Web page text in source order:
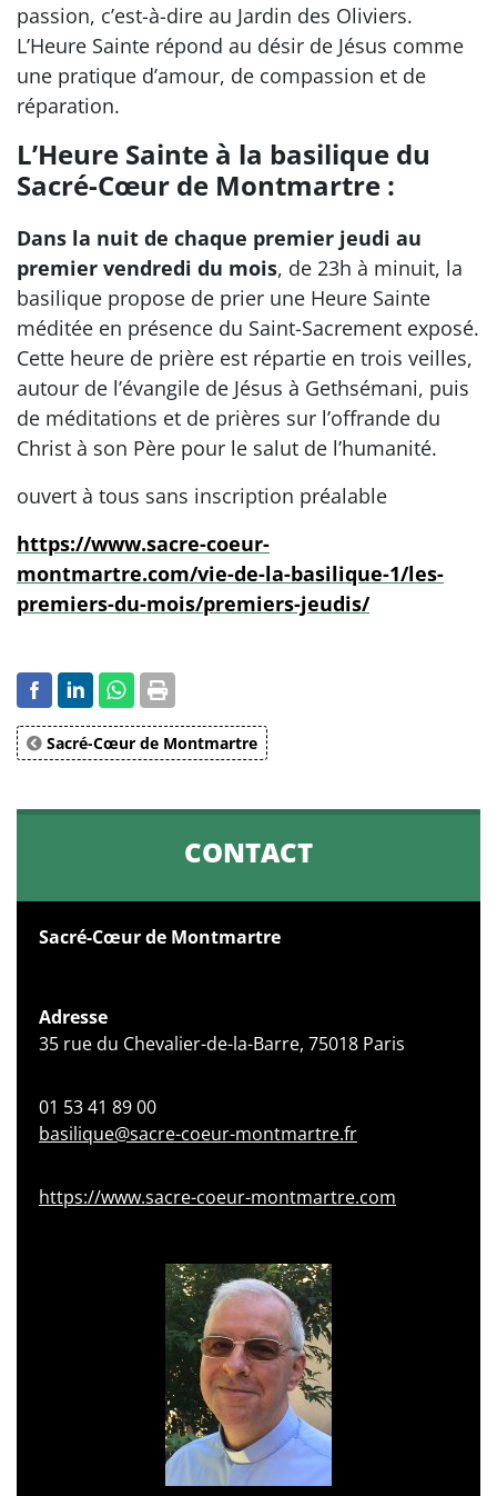
passion, c’est-à-dire au Jardin des Oliviers.
L’Heure Sainte répond au désir de Jésus comme
une pratique d’amour, de compassion et de
réparation.
L’Heure Sainte à la basilique du
Sacré-Cœur de Montmartre :
Dans la nuit de chaque premier jeudi au
premier vendredi du mois, de 23h à minuit, la
basilique propose de prier une Heure Sainte
méditée en présence du Saint-Sacrement exposé.
Cette heure de prière est répartie en trois veilles,
autour de l’évangile de Jésus à Gethsémani, puis
de méditations et de prières sur l’offrande du
Christ à son Père pour le salut de l’humanité.
ouvert à tous sans inscription préalable
https://www.sacre-coeur-
montmartre.com/vie-de-la-basilique-1/les-
premiers-du-mois/premiers-jeudis/
Sacré-Cœur de Montmartre
CONTACT
Sacré-Cœur de Montmartre
Adresse
35 rue du Chevalier-de-la-Barre, 75018 Paris
01 53 41 89 00
basilique@sacre-coeur-montmartre.fr
https://www.sacre-coeur-montmartre.com